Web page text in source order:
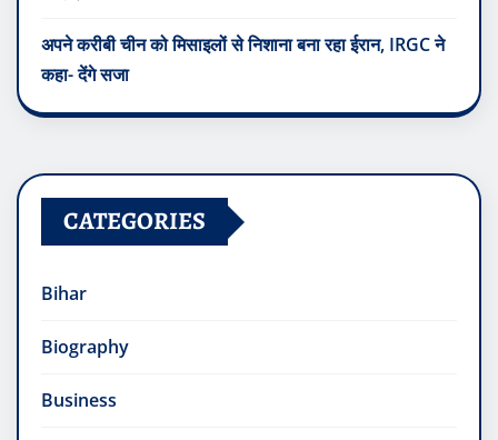
अपने करीबी चीन को मिसाइलों से निशाना बना रहा ईरान, IRGC ने
कहा- देंगे सजा
CATEGORIES
Bihar
Biography
Business